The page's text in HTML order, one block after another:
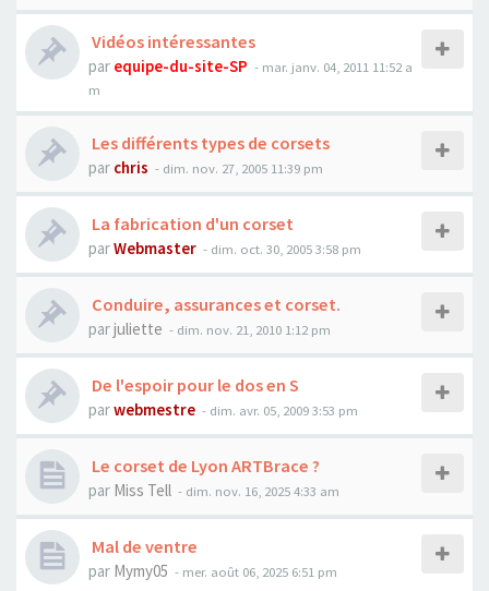
Vidéos intéressantes
par equipe-du-site-SP - mar. janv. 04, 2011 11:52 a
m
Les différents types de corsets
par chris - dim. nov. 27, 2005 11:39 pm
La fabrication d'un corset
parWebmaster - dim. oct. 30, 2005 3:58 pm
Conduire, assurances et corset.
parjuliette - dim. nov. 21, 2010 1:12 pm
De l'espoir pour le dos en S
parwebmestre - dim. avr. 05, 2009 3:53 pm
Le corset de Lyon ARTBrace ?
par Miss Tell - dim. nov. 16, 2025 4:33 am
Mal de ventre
par Mymy05 - mer. août 06, 2025 6:51 pm